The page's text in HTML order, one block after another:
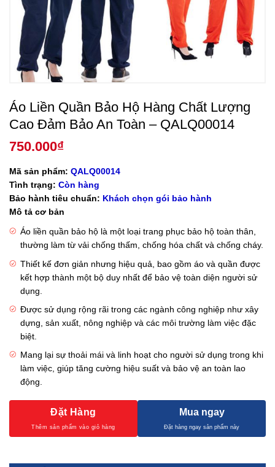
Áo Liền Quần Bảo Hộ Hàng Chất Lượng
Cao Đảm Bảo An Toàn – QALQ00014
750.000₫
Mã sản phẩm: QALQ00014
Tình trạng: Còn hàng
Bảo hành tiêu chuẩn: Khách chọn gói bảo hành
Mô tả cơ bản
Áo liền quần bảo hộ là một loại trang phục bảo hộ toàn thân,
thường làm từ vải chống thấm, chống hóa chất và chống cháy.
Thiết kế đơn giản nhưng hiệu quả, bao gồm áo và quần được
kết hợp thành một bộ duy nhất để bảo vệ toàn diện người sử
dụng.
Được sử dụng rộng rãi trong các ngành công nghiệp như xây
dựng, sản xuất, nông nghiệp và các môi trường làm việc đặc
biệt.
Mang lại sự thoải mái và linh hoạt cho người sử dụng trong khi
làm việc, giúp tăng cường hiệu suất và bảo vệ an toàn lao
động.
Đặt Hàng Mua ngay